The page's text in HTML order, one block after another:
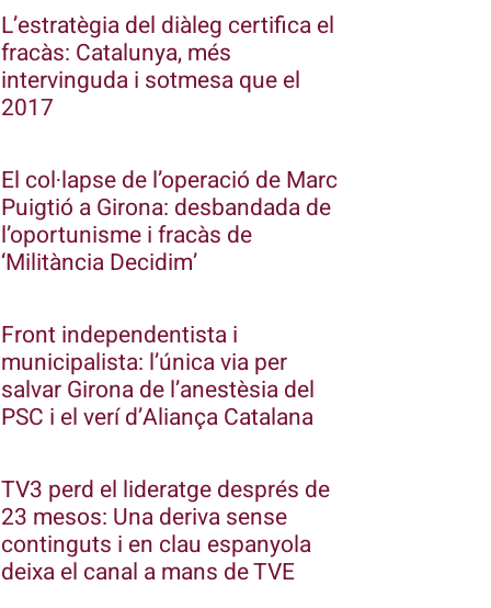
L’estratègia del diàleg certifica el
fracàs: Catalunya, més
intervinguda i sotmesa que el
2017
El col·lapse de l’operació de Marc
Puigtió a Girona: desbandada de
l’oportunisme i fracàs de
‘Militància Decidim’
Front independentista i
municipalista: l’única via per
salvar Girona de l’anestèsia del
PSC i el verí d’Aliança Catalana
TV3 perd el lideratge després de
23 mesos: Una deriva sense
continguts i en clau espanyola
deixa el canal a mans de TVE